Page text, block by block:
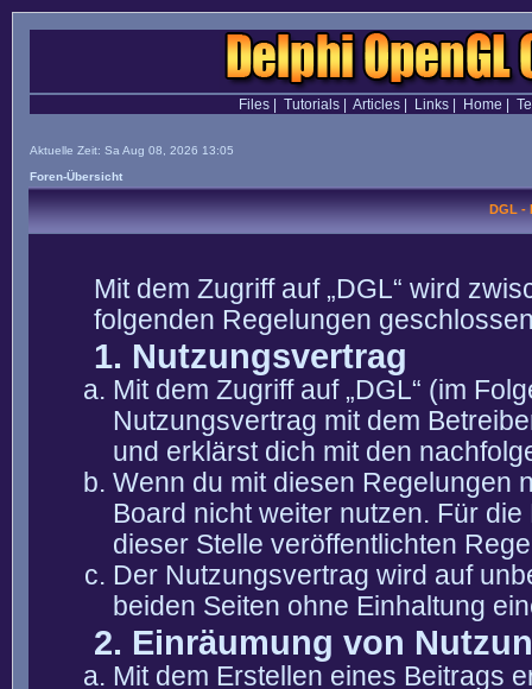
Files| Tutorials| Articles| Links| Home
Aktuelle Zeit: Sa Aug 08, 2026 13:05
Foren-Übersicht
DGL -
Mit dem Zugriff auf „DGL“ wird
folgenden Regelungen
1. Nutzungsvertrag
Mit dem Zugriff auf „DGL“ (im
Nutzungsvertrag mit dem
und erklärst dich mit den
Wenn du mit diesen Regelungen
Board nicht weiter nutzen. Für
dieser Stelle veröffentlichten
Der Nutzungsvertrag wird auf
beiden Seiten ohne Einhaltung
2. Einräumung von
Mit dem Erstellen eines Beitrags